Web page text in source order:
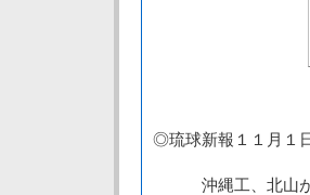
◎琉球新報１１月１
沖縄工、北山が